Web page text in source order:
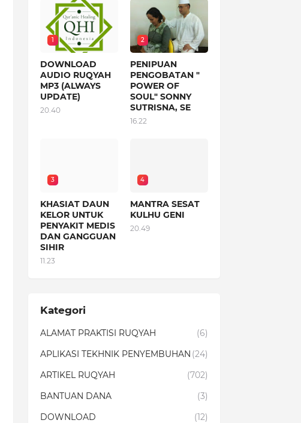
1
DOWNLOAD
AUDIO RUQYAH
MP3 (ALWAYS
UPDATE)
20.40
2
PENIPUAN
PENGOBATAN "
POWER OF
SOUL" SONNY
SUTRISNA, SE
16.22
3
KHASIAT DAUN
KELOR UNTUK
PENYAKIT MEDIS
DAN GANGGUAN
SIHIR
11.23
4
MANTRA SESAT
KULHU GENI
20.49
Kategori
ALAMAT PRAKTISI RUQYAH
(6)
APLIKASI TEKHNIK PENYEMBUHAN (24)
ARTIKEL RUQYAH
(702)
BANTUAN DANA
(3)
DOWNLOAD
(12)